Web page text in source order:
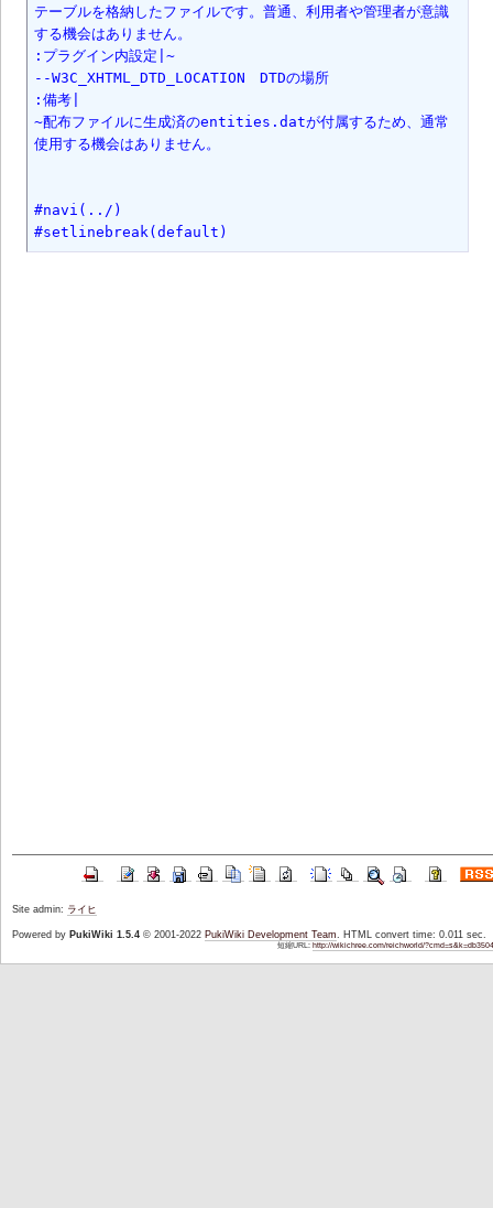
テーブルを格納したファイルです。普通、利用者や管理者が意識
する機会はありません。
:プラグイン内設定|~
--W3C_XHTML_DTD_LOCATION　DTDの場所
:備考|
~配布ファイルに生成済のentities.datが付属するため、通常
使用する機会はありません。
#navi(../)
#setlinebreak(default)
Site admin: ライヒ
Powered by PukiWiki 1.5.4© 2001-2022 PukiWiki Development Team . HTML convert time: 0.011 sec.
短縮URL:http://wikichree.com/reichworld/